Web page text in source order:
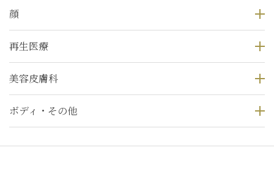
顔
再生医療
美容皮膚科
ボディ・その他